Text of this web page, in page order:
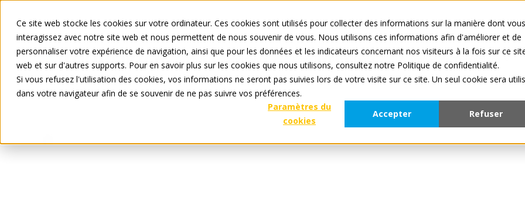
Ce site web stocke les cookies sur votre ordinateur. Ces cookies sont utilisés pour collecter des informations sur la manière dont vous
interagissez avec notre site web et nous permettent de nous souvenir de vous. Nous utilisons ces informations afin d'améliorer et de
personnaliser votre expérience de navigation, ainsi que pour les données et les indicateurs concernant nos visiteurs à la fois sur ce
web et sur d'autres supports. Pour en savoir plus sur les cookies que nous utilisons, consultez notre Politique de confidentialité.
Si vous refusez l'utilisation des cookies, vos informations ne seront pas suivies lors de votre visite sur ce site. Un seul cookie sera
dans votre navigateur afin de se souvenir de ne pas suivre vos préférences.
Paramètres du
cookies
Accepter Refuser
Tous les services sont en
Pour les Fabricants Pour les Détaillants À propos de Tradeplace